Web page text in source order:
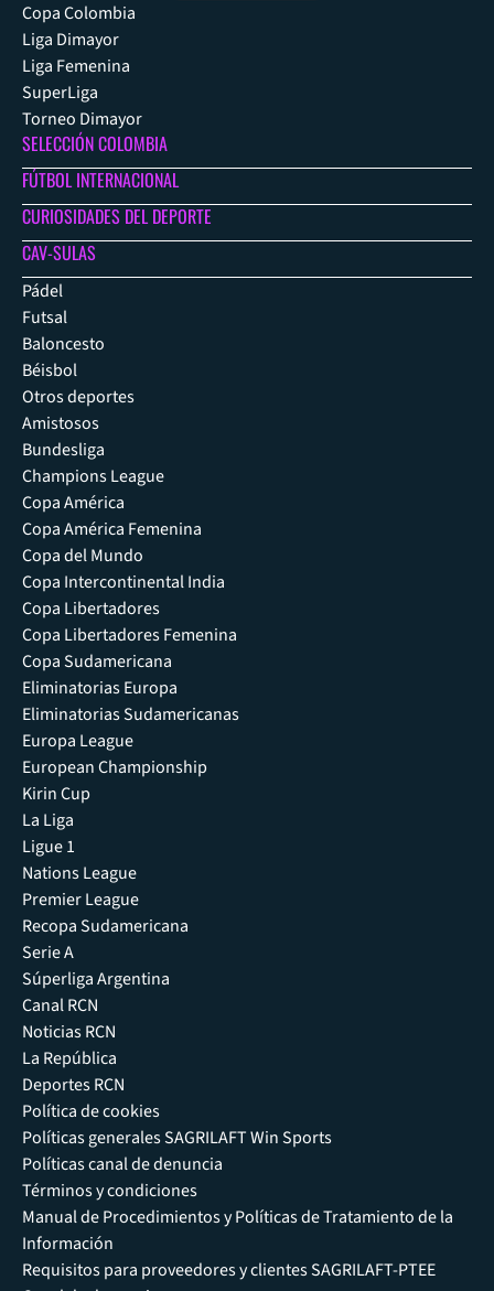
Copa Colombia
Liga Dimayor
Liga Femenina
SuperLiga
Torneo Dimayor
SELECCIÓN COLOMBIA
FÚTBOL INTERNACIONAL
CURIOSIDADES DEL DEPORTE
CAV-SULAS
Pádel
Futsal
Baloncesto
Béisbol
Otros deportes
Amistosos
Bundesliga
Champions League
Copa América
Copa América Femenina
Copa del Mundo
Copa Intercontinental India
Copa Libertadores
Copa Libertadores Femenina
Copa Sudamericana
Eliminatorias Europa
Eliminatorias Sudamericanas
Europa League
European Championship
Kirin Cup
La Liga
Ligue 1
Nations League
Premier League
Recopa Sudamericana
Serie A
Súperliga Argentina
Canal RCN
Noticias RCN
La República
Deportes RCN
Política de cookies
Políticas generales SAGRILAFT Win Sports
Políticas canal de denuncia
Términos y condiciones
Manual de Procedimientos y Políticas de Tratamiento de la
Información
Requisitos para proveedores y clientes SAGRILAFT-PTEE